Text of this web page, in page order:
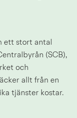
ett stort antal
(SCB),
och
allt från en
tjänster kostar.